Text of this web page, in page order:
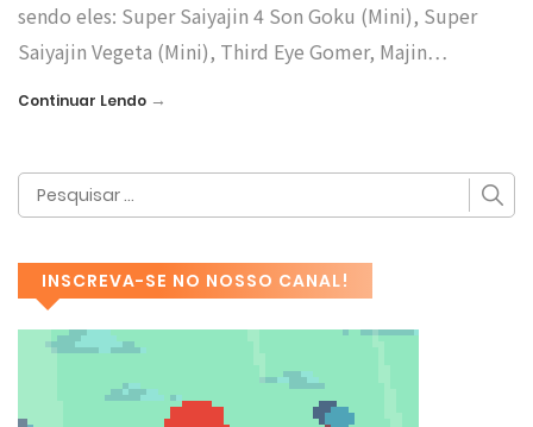
sendo eles: Super Saiyajin 4 Son Goku (Mini), Super
Saiyajin Vegeta (Mini), Third Eye Gomer, Majin…
Continuar Lendo →
INSCREVA-SE NO NOSSO CANAL!